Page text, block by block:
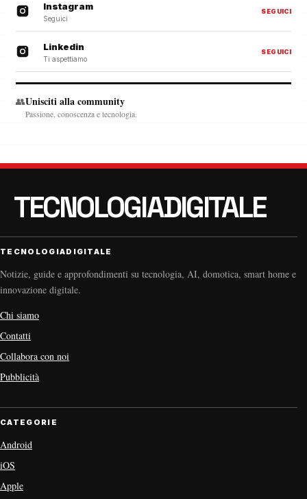
Instagram
Seguici
SEGUICI
Linkedin
Ti aspettiamo
SEGUICI
👥Unisciti alla community
Passione, conoscenza e tecnologia.
TECNOLOGIADIGITALE
Notizie, guide e approfondimenti su tecnologia, AI, domotica, smart home e
innovazione digitale.
Chi siamo
Contatti
Collabora con noi
Pubblicità
CATEGORIE
Android
iOS
Apple